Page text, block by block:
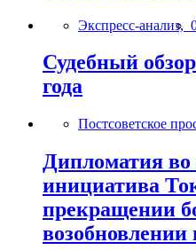
Экспресс-анализ,
Судебный
года
Постсоветское
Дипломатия
инициатива
прекращении
возобновлении